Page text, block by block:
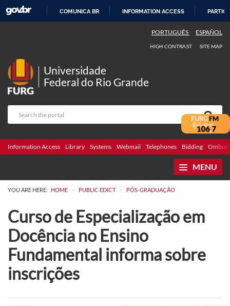
COMUNICA BR INFORMATION ACCESS
PORTUGUÊS ESPAÑOL
HIGH CONTRAST SITE MAP
Universidade
Federal do Rio Grande
Information Access Library Systems Webmail Telephones Bidding
MENU
YOU ARE HERE: HOME > PUBLIC EDICT > PÓS-GRADUAÇÃO
Curso de Especialização em
Docência no Ensino
Fundamental informa sobre
inscrições